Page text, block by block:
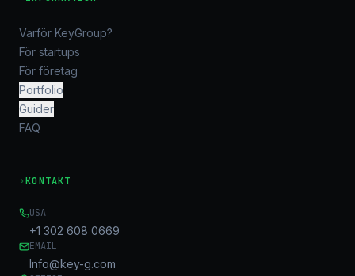
Varför KeyGroup?
För startups
För företag
Portfolio
Guider
FAQ
›KONTAKT
USA
+1 302 608 0669
EMAIL
Info@key-g.com